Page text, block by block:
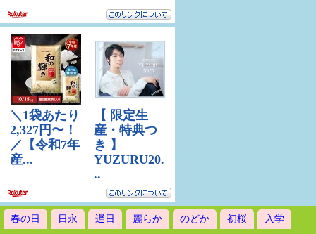
春の日 日永 遅日 麗らか のどか 初桜 入学